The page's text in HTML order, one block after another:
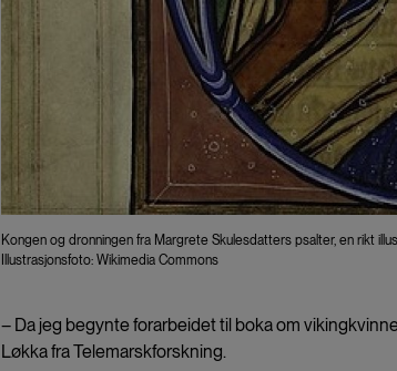
Kongen og dronningen fra Margrete Skulesdatters psalter, en rikt
Illustrasjonsfoto: Wikimedia Commons
– Da jeg begynte forarbeidet til boka om
Løkka fra Telemarskforskning.